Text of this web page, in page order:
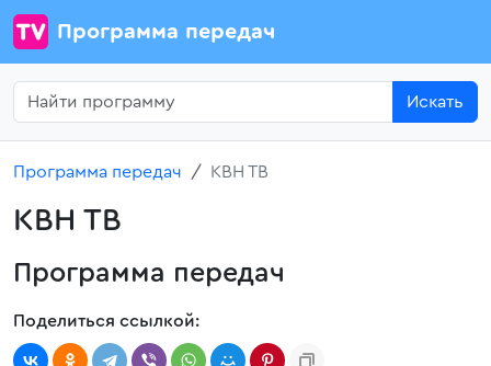
Программа передач
Искать
Программа передач КВН ТВ
КВН ТВ
Программа передач
Поделиться ссылкой: